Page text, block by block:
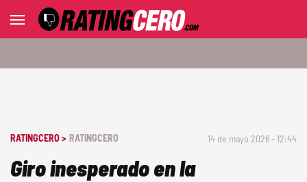
RATINGCERO > RATINGCERO 14 de mayo 2026 - 12:44
Giro inesperado en la